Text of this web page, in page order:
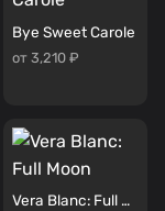
Bye Sweet Carole
от 3,210 ₽
Vera Blanc: Full Moon